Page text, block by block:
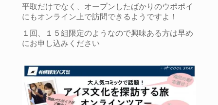
平取だけでなく、オープンしたばかりのウポポイ
にもオンライン上で訪問できるようですよ！
１回、１５組限定のようなので興味ある方は早め
にお申し込みください